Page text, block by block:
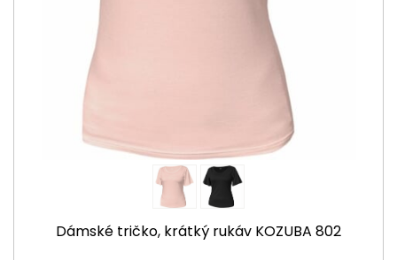
Dámské tričko, krátký rukáv KOZUBA 802